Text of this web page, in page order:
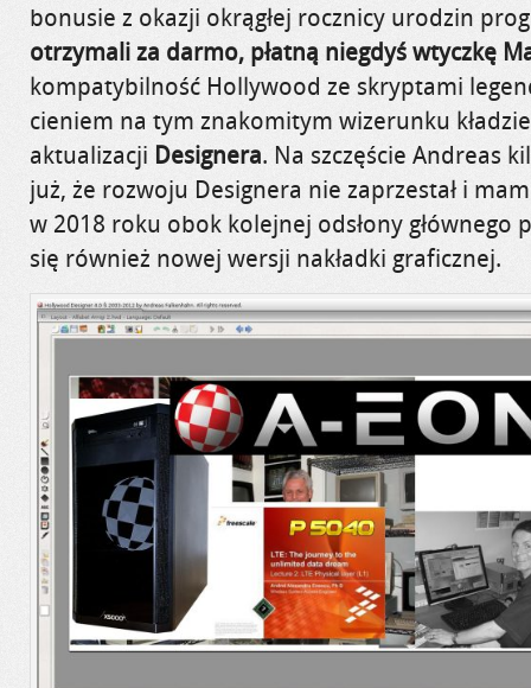
bonusie z okazji okrągłej rocznicy urodzin
otrzymali za darmo, płatną niegdyś wtyczkę
kompatybilność Hollywood ze skryptami
cieniem na tym znakomitym wizerunku
aktualizacji Designera. Na szczęście Andreas
już, że rozwoju Designera nie zaprzestał i
w 2018 roku obok kolejnej odsłony głównego
się również nowej wersji nakładki graficznej.